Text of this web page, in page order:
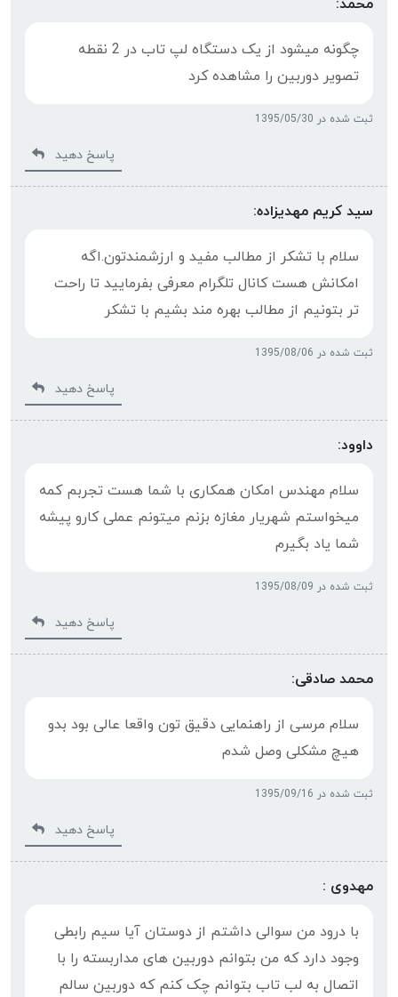
محمد:
چگونه میشود از یک دستگاه لپ تاب در 2 نقطه
تصویر دوربین را مشاهده کرد
ثبت شده در 1395/05/30
پاسخ دهید
سید کریم مهدیزاده:
سلام با تشکر از مطالب مفید و ارزشمندتون.اگه
امکانش هست کانال تلگرام معرفی بفرمایید تا راحت
تر بتونیم از مطالب بهره مند بشیم با تشکر
ثبت شده در 1395/08/06
پاسخ دهید
داوود:
سلام مهندس امکان همکاری با شما هست تجربم کمه
میخواستم شهریار مغازه بزنم میتونم عملی کارو پیشه
شما یاد بگیرم
ثبت شده در 1395/08/09
پاسخ دهید
محمد صادقی:
سلام مرسی از راهنمایی دقیق تون واقعا عالی بود بدو
هیچ مشکلی وصل شدم
ثبت شده در 1395/09/16
پاسخ دهید
مهدوی :
با درود من سوالی داشتم از دوستان آیا سیم رابطی
وجود دارد که من بتوانم دوربین های مداربسته را با
اتصال به لب تاب بتوانم چک کنم که دوربین سالم